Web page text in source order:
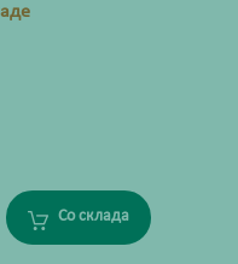
Со склада